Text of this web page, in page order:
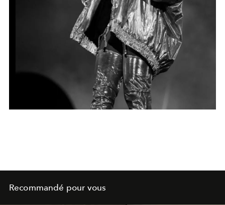
Recommandé pour vous